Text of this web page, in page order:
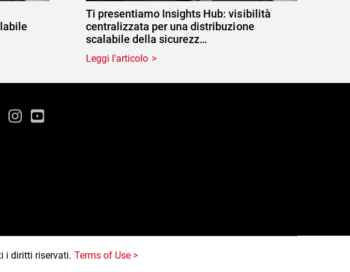
Ti presentiamo Insights Hub: visibilità
centralizzata per una distribuzione
scalabile della sicurezz…
Leggi l'articolo
Facebook
InstagramYouTube
i diritti riservati. Terms of Use >